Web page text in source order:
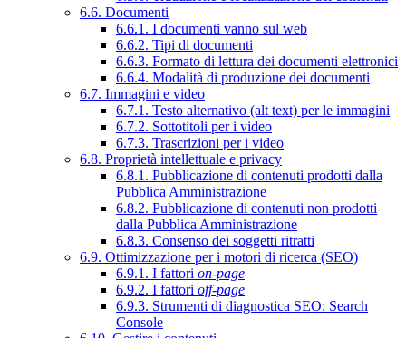
6.6. Documenti
6.6.1. I documenti vanno sul web
6.6.2. Tipi di documenti
6.6.3. Formato di lettura dei documenti elettronici
6.6.4. Modalità di produzione dei documenti
6.7. Immagini e video
6.7.1. Testo alternativo (alt text) per le immagini
6.7.2. Sottotitoli per i video
6.7.3. Trascrizioni per i video
6.8. Proprietà intellettuale e privacy
6.8.1. Pubblicazione di contenuti prodotti dalla
Pubblica Amministrazione
6.8.2. Pubblicazione di contenuti non prodotti
dalla Pubblica Amministrazione
6.8.3. Consenso dei soggetti ritratti
6.9. Ottimizzazione per i motori di ricerca (SEO)
6.9.1. I fattori on-page
6.9.2. I fattori off-page
6.9.3. Strumenti di diagnostica SEO: Search
Console